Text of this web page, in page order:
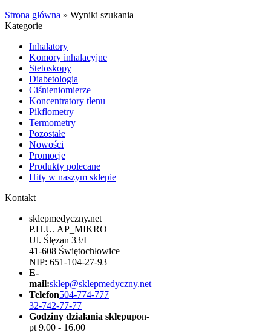
Strona główna » Wyniki szukania
Kategorie
Inhalatory
Komory inhalacyjne
Stetoskopy
Diabetologia
Ciśnieniomierze
Koncentratory tlenu
Pikflometry
Termometry
Pozostałe
Nowości
Promocje
Produkty polecane
Hity w naszym sklepie
Kontakt
sklepmedyczny.net
P.H.U. AP_MIKRO
Ul. Ślęzan 33/I
41-608 Świętochłowice
NIP: 651-104-27-93
E-
mail:sklep@sklepmedyczny.net
Telefon504-774-777
32-742-77-77
Godziny działania sklepupon-
pt 9.00 - 16.00